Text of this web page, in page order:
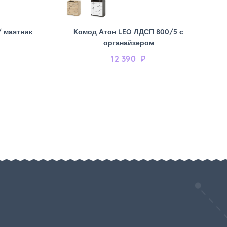
маятник
Комод Атон LEO ЛДСП 800/5 с
органайзером
12 390 ₽